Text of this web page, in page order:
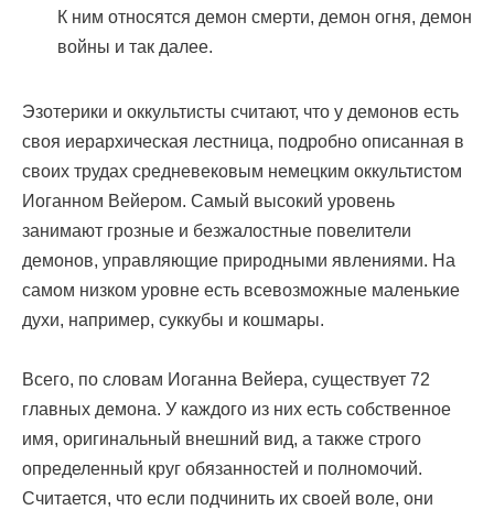
К ним относятся демон смерти, демон огня, демон
войны и так далее.
Эзотерики и оккультисты считают, что у демонов есть
своя иерархическая лестница, подробно описанная в
своих трудах средневековым немецким оккультистом
Иоганном Вейером. Самый высокий уровень
занимают грозные и безжалостные повелители
демонов, управляющие природными явлениями. На
самом низком уровне есть всевозможные маленькие
духи, например, суккубы и кошмары.
Всего, по словам Иоганна Вейера, существует 72
главных демона. У каждого из них есть собственное
имя, оригинальный внешний вид, а также строго
определенный круг обязанностей и полномочий.
Считается, что если подчинить их своей воле, они